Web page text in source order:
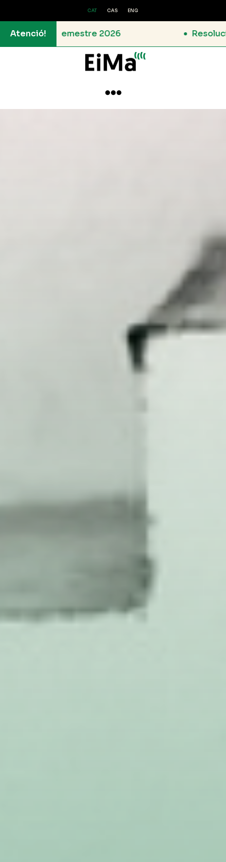
CAT CAS ENG
Atenció!
semestre 2026 Resolució de la
